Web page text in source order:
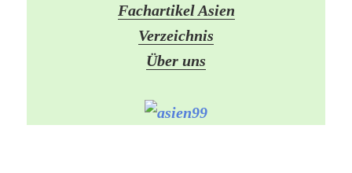
Fachartikel Asien
Verzeichnis
Über uns